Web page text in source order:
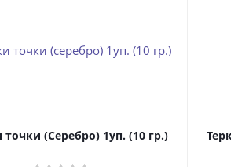
точки (Серебро) 1уп. (10 гр.)